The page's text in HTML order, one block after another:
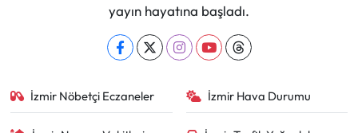
yayın hayatına başladı.
İzmir Nöbetçi Eczaneler İzmir Hava Durumu